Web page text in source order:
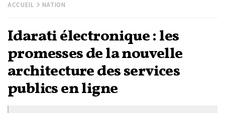
ACCUEIL NATION
Idarati électronique : les
promesses de la nouvelle
architecture des services
publics en ligne